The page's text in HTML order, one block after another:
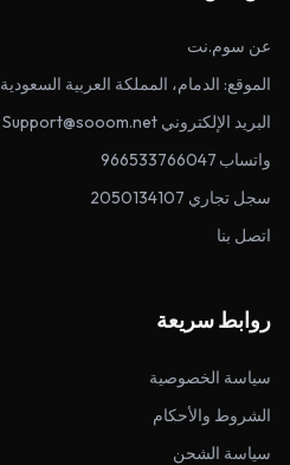
عن سوم.نت
الموقع: الدمام، المملكة العربية السعودية
البريد الإلكتروني Support@sooom.net
واتساب 966533766047
سجل تجاري 2050134107
اتصل بنا
روابط سريعة
سياسة الخصوصية
الشروط والأحكام
سياسة الشحن